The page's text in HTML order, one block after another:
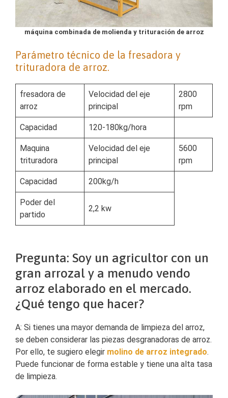
máquina combinada de molienda y trituración de arroz
Parámetro técnico de la fresadora y
trituradora de arroz.
fresadora de
arroz
Velocidad del eje
principal
2800
rpm
Capacidad 120-180kg/hora
Maquina
trituradora
Velocidad del eje
principal
5600
rpm
Capacidad 200kg/h
Poder del
partido
2,2 kw
Pregunta: Soy un agricultor con un
gran arrozal y a menudo vendo
arroz elaborado en el mercado.
¿Qué tengo que hacer?
A: Si tienes una mayor demanda de limpieza del arroz,
se deben considerar las piezas desgranadoras de arroz.
Por ello, te sugiero elegir molino de arroz integrado.
Puede funcionar de forma estable y tiene una alta tasa
de limpieza.